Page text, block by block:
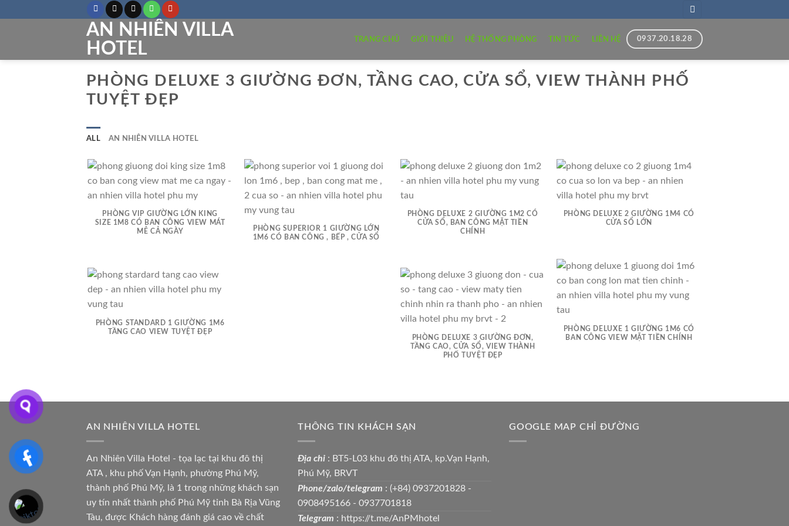
to
AN NHIÊN VILLA
HOTEL
TRANG CHỦ GIỚI THIỆU HỆ THỐNG PHÒNG TIN TỨC LIÊN HỆ 0937.20.18.28
PHÒNG DELUXE 3 GIƯỜNG ĐƠN, TẦNG CAO, CỬA SỔ, VIEW THÀNH PHỐ
TUYỆT ĐẸP
ALL AN NHIÊN VILLA HOTEL
PHÒNG VIP GIƯỜNG LỚN KING
SIZE 1M8 CÓ BAN CÔNG VIEW MÁT
MẺ CẢ NGÀY
PHÒNG SUPERIOR 1 GIƯỜNG LỚN
1M6 CÓ BAN CÔNG , BẾP , CỬA SỔ
PHÒNG DELUXE 2 GIƯỜNG 1M2 CÓ
CỬA SỔ, BAN CÔNG MẶT TIỀN
CHÍNH
PHÒNG DELUXE 2 GIƯỜNG 1M4 CÓ
CỬA SỔ LỚN
PHÒNG DELUXE 1 GIƯỜNG 1M6 CÓ
BAN CÔNG VIEW MẶT TIỀN CHÍNH
PHÒNG STANDARD 1 GIƯỜNG 1M6
TẦNG CAO VIEW TUYỆT ĐẸP
PHÒNG DELUXE 3 GIƯỜNG ĐƠN,
TẦNG CAO, CỬA SỔ, VIEW THÀNH
PHỐ TUYỆT ĐẸP
AN NHIÊN VILLA HOTEL
An Nhiên Villa Hotel - tọa lạc tại khu đô thị
ATA , khu phố Vạn Hạnh, phường Phú Mỹ,
thành phố Phú Mỹ, là 1 trong những khách sạn
uy tín nhất thành phố Phú Mỹ tỉnh Bà Rịa Vũng
Tàu, được Khách hàng đánh giá cao về chất
THÔNG TIN KHÁCH SẠN
Địa chỉ : BT5-L03 khu đô thị ATA, kp.Vạn Hạnh,
Phú Mỹ, BRVT
Phone/zalo/telegram : (+84) 0937201828 -
0908495166 - 0937701818
Telegram : https://t.me/AnPMhotel
GOOGLE MAP CHỈ ĐƯỜNG